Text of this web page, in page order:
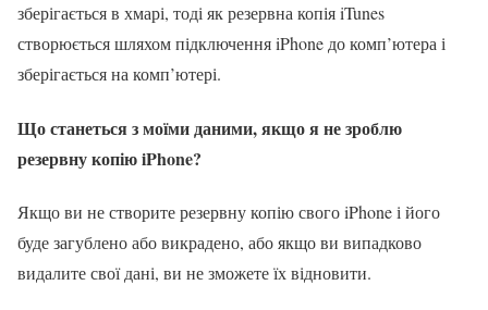
зберігається в хмарі, тоді як резервна копія iTunes
створюється шляхом підключення iPhone до комп’ютера і
зберігається на комп’ютері.
Що станеться з моїми даними, якщо я не зроблю
резервну копію iPhone?
Якщо ви не створите резервну копію свого iPhone і його
буде загублено або викрадено, або якщо ви випадково
видалите свої дані, ви не зможете їх відновити.